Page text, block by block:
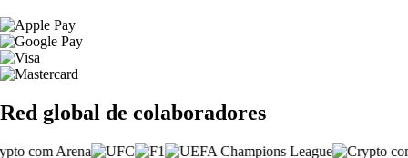
Red global de colaboradores